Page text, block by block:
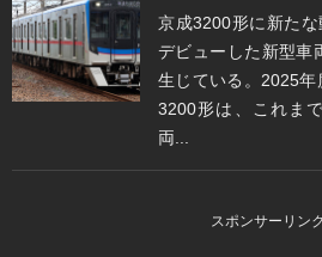
京成3200形に新た
デビューした新型車
生じている。2025年
3200形は、これま
両...
スポンサーリンク